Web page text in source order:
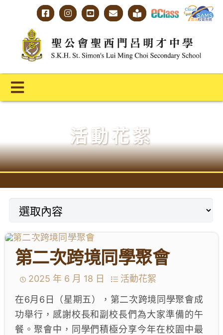
content
Toggle
明才人學習藍圖
明才人成長階梯
教師專業社群
學生成就與學校活動
我們的聯繫
入學資訊
下載區
活動花絮
第二次跨境同學聚會
2025 年 6 月 18 日
活動花絮
在6月6日（星期五），第二次跨境同學聚會成
功舉行，感謝校長和副校長們為大家準備的午
餐。聚會中，同學們積極分享今年在校園中最